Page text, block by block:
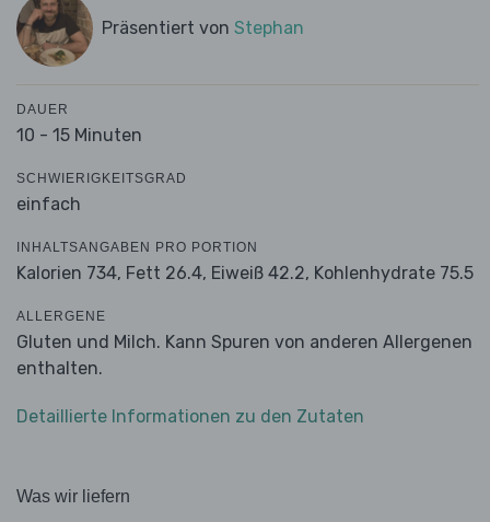
Präsentiert von Stephan
DAUER
10 - 15 Minuten
SCHWIERIGKEITSGRAD
einfach
INHALTSANGABEN PRO PORTION
Kalorien 734, Fett 26.4, Eiweiß 42.2, Kohlenhydrate 75.5
ALLERGENE
Gluten und Milch. Kann Spuren von anderen Allergenen
enthalten.
Detaillierte Informationen zu den Zutaten
Was wir liefern